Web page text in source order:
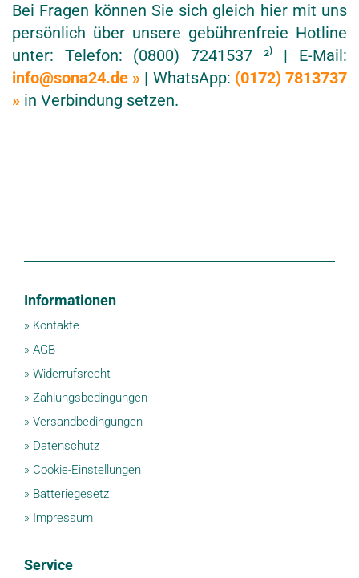
Bei Fragen können Sie sich gleich hier mit uns
persönlich über unsere gebührenfreie Hotline
unter: Telefon: (0800) 7241537 ²⁾ | E-Mail:
info@sona24.de » | WhatsApp: (0172) 7813737
» in Verbindung setzen.
Informationen
» Kontakte
» AGB
» Widerrufsrecht
» Zahlungsbedingungen
» Versandbedingungen
» Datenschutz
» Cookie-Einstellungen
» Batteriegesetz
» Impressum
Service